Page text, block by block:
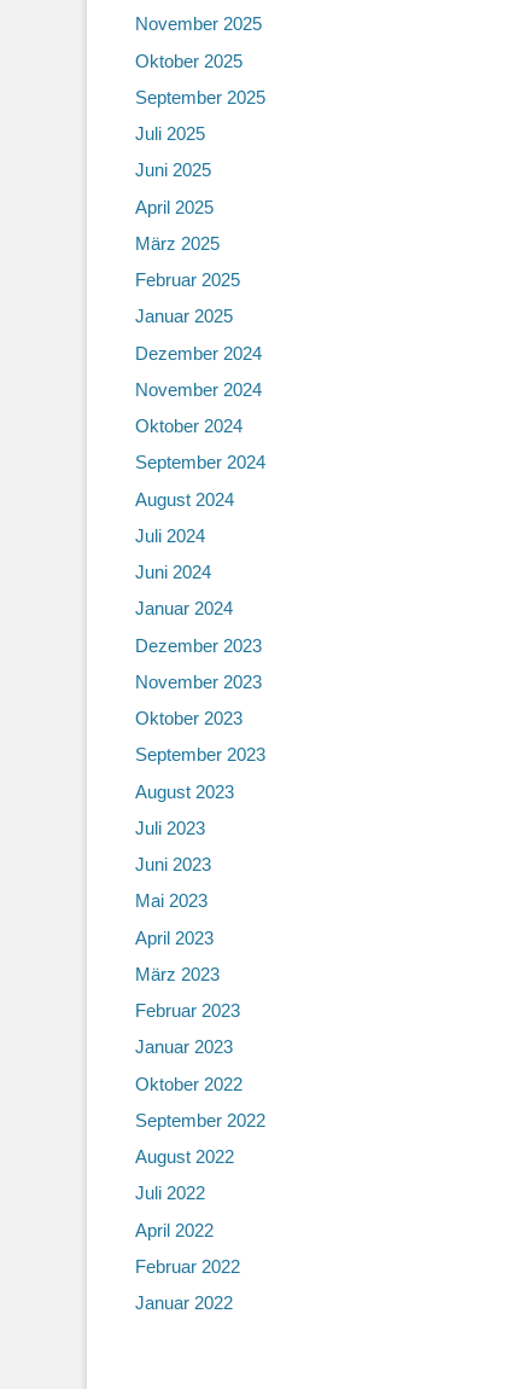
November 2025
Oktober 2025
September 2025
Juli 2025
Juni 2025
April 2025
März 2025
Februar 2025
Januar 2025
Dezember 2024
November 2024
Oktober 2024
September 2024
August 2024
Juli 2024
Juni 2024
Januar 2024
Dezember 2023
November 2023
Oktober 2023
September 2023
August 2023
Juli 2023
Juni 2023
Mai 2023
April 2023
März 2023
Februar 2023
Januar 2023
Oktober 2022
September 2022
August 2022
Juli 2022
April 2022
Februar 2022
Januar 2022